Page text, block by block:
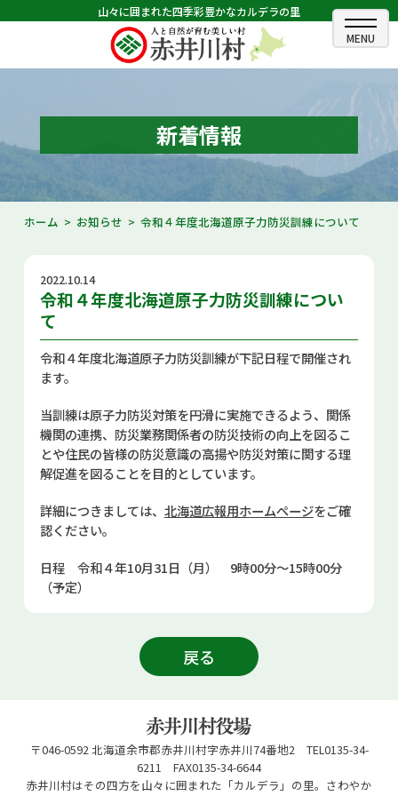
山々に囲まれた四季彩豊かなカルデラの里
ホーム
むらのできごと
むらのプロフィール
くらしの情報
ふるさと納税
観光・イベント情報
あかいがわ広報
お問い合せ
Select Language▼
新着情報
ホーム お知らせ 令和４年度北海道原子力防災訓練について
2022.10.14
令和４年度北海道原子力防災訓練につい
て
令和４年度北海道原子力防災訓練が下記日程で開催され
ます。
当訓練は原子力防災対策を円滑に実施できるよう、関係
機関の連携、防災業務関係者の防災技術の向上を図るこ
とや住民の皆様の防災意識の高揚や防災対策に関する理
解促進を図ることを目的としています。
詳細につきましては、 北海道広報用ホームページをご確
認ください。
日程 令和４年10月31日（月） 9時00分～15時00分
（予定）
戻る
〒046-0592 北海道余市郡赤井川村字赤井川74番地2 TEL0135-34-
6211 FAX0135-34-6644
赤井川村はその四方を山々に囲まれた「カルデラ」の里。さわやか